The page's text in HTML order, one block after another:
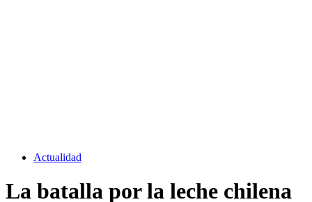
Actualidad
La batalla por la leche chilena